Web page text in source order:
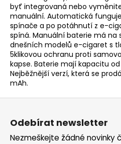
byť integrovaná nebo
manuální. Automatická
spínače a po potáhnutí z e-
spíná. Manuální baterie má na
dnešních modelů e-cigaret s
5klikovou ochranu proti
kapse. Baterie mají kapacitu
Nejběžnější verzí, která se
mAh.
p
o
t
ř
e
b
u
j
e
t
Z
Odebírat newsletter
Nezmeškejte žádné novinky